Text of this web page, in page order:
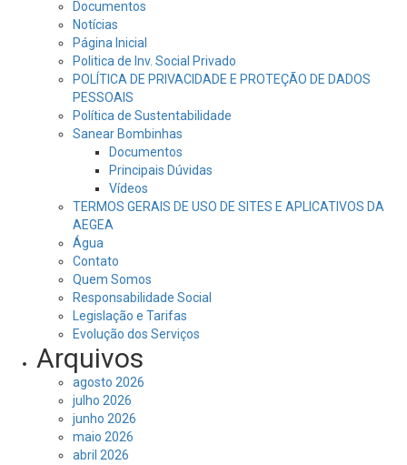
Documentos
Notícias
Página Inicial
Politica de Inv. Social Privado
POLÍTICA DE PRIVACIDADE E PROTEÇÃO DE DADOS
PESSOAIS
Política de Sustentabilidade
Sanear Bombinhas
Documentos
Principais Dúvidas
Vídeos
TERMOS GERAIS DE USO DE SITES E APLICATIVOS DA
AEGEA
Água
Contato
Quem Somos
Responsabilidade Social
Legislação e Tarifas
Evolução dos Serviços
Arquivos
agosto 2026
julho 2026
junho 2026
maio 2026
abril 2026